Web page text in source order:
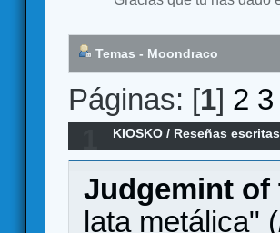
Temas - Moondraco
Páginas: [1] 2 3
KIOSKO / Reseñas escritas
Judgemint of
lata metálica" (